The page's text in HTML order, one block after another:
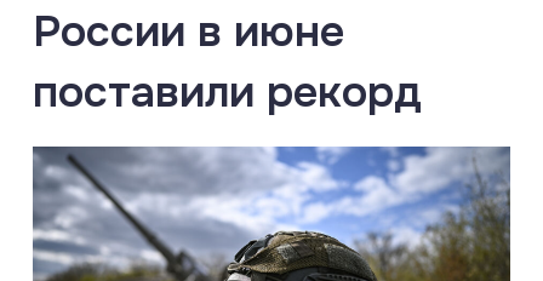
России в июне
поставили рекорд